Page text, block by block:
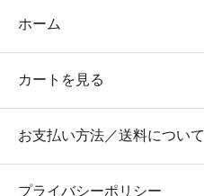
ホーム
カートを見る
お支払い方法／送料について
プライバシーポリシー